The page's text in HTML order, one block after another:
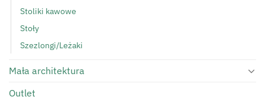
Stoliki kawowe
Stoły
Szezlongi/Leżaki
Mała architektura
Outlet